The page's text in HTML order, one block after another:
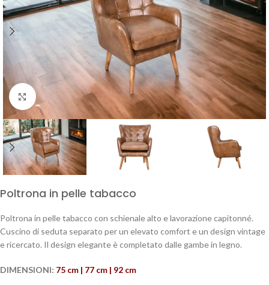
Click to enlarge
Poltrona in pelle tabacco
Poltrona in pelle tabacco con schienale alto e lavorazione capitonné.
Cuscino di seduta separato per un elevato comfort e un design vintage
e ricercato. Il design elegante è completato dalle gambe in legno.
DIMENSIONI: 75 cm | 77 cm | 92 cm